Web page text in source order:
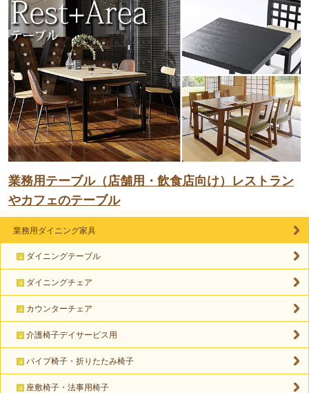
業務用テーブル（店舗用・飲食店向け）レストラン
やカフェのテーブル
業務用ダイニング家具
ダイニングテーブル
ダイニングチェア
カウンターチェア
介護椅子デイサービス用
パイプ椅子・折りたたみ椅子
座敷椅子・法事用椅子